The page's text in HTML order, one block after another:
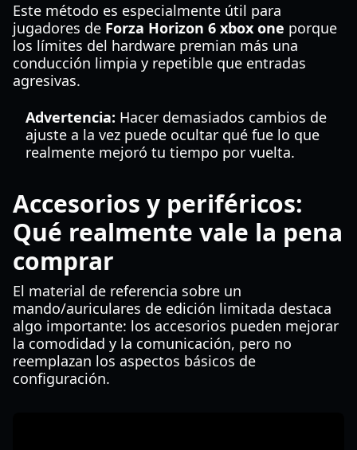
Este método es especialmente útil para
jugadores de Forza Horizon 6 xbox one porque
los límites del hardware premian más una
conducción limpia y repetible que entradas
agresivas.
Advertencia: Hacer demasiados cambios de
ajuste a la vez puede ocultar qué fue lo que
realmente mejoró tu tiempo por vuelta.
Accesorios y periféricos:
Qué realmente vale la pena
comprar
El material de referencia sobre un
mando/auriculares de edición limitada destaca
algo importante: los accesorios pueden mejorar
la comodidad y la comunicación, pero no
reemplazan los aspectos básicos de
configuración.